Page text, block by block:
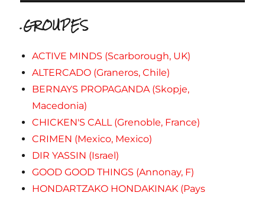
.GROUPES
ACTIVE MINDS (Scarborough, UK)
ALTERCADO (Graneros, Chile)
BERNAYS PROPAGANDA (Skopje,
Macedonia)
CHICKEN'S CALL (Grenoble, France)
CRIMEN (Mexico, Mexico)
DIR YASSIN (Israel)
GOOD GOOD THINGS (Annonay, F)
HONDARTZAKO HONDAKINAK (Pays